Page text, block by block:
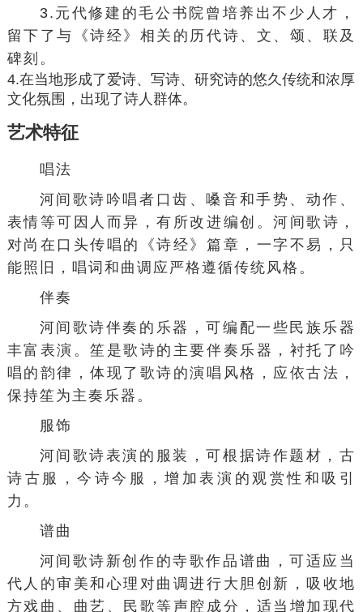
3.元代修建的毛公书院曾培养出不少人才，
留下了与《诗经》相关的历代诗、文、颂、联及
碑刻。
4.在当地形成了爱诗、写诗、研究诗的悠久传统和浓厚
文化氛围，出现了诗人群体。
艺术特征
唱法
河间歌诗吟唱者口齿、嗓音和手势、动作、
表情等可因人而异，有所改进编创。河间歌诗，
对尚在口头传唱的《诗经》篇章，一字不易，只
能照旧，唱词和曲调应严格遵循传统风格。
伴奏
河间歌诗伴奏的乐器，可编配一些民族乐器
丰富表演。笙是歌诗的主要伴奏乐器，衬托了吟
唱的韵律，体现了歌诗的演唱风格，应依古法，
保持笙为主奏乐器。
服饰
河间歌诗表演的服装，可根据诗作题材，古
诗古服，今诗今服，增加表演的观赏性和吸引
力。
谱曲
河间歌诗新创作的寺歌作品谱曲，可适应当
代人的审美和心理对曲调进行大胆创新，吸收地
方戏曲、曲艺、民歌等声腔成分，适当增加现代